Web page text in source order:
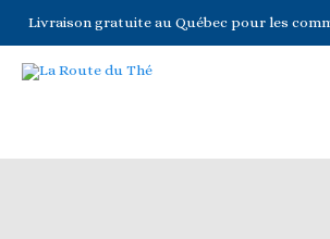
Livraison gratuite au Québec pour les